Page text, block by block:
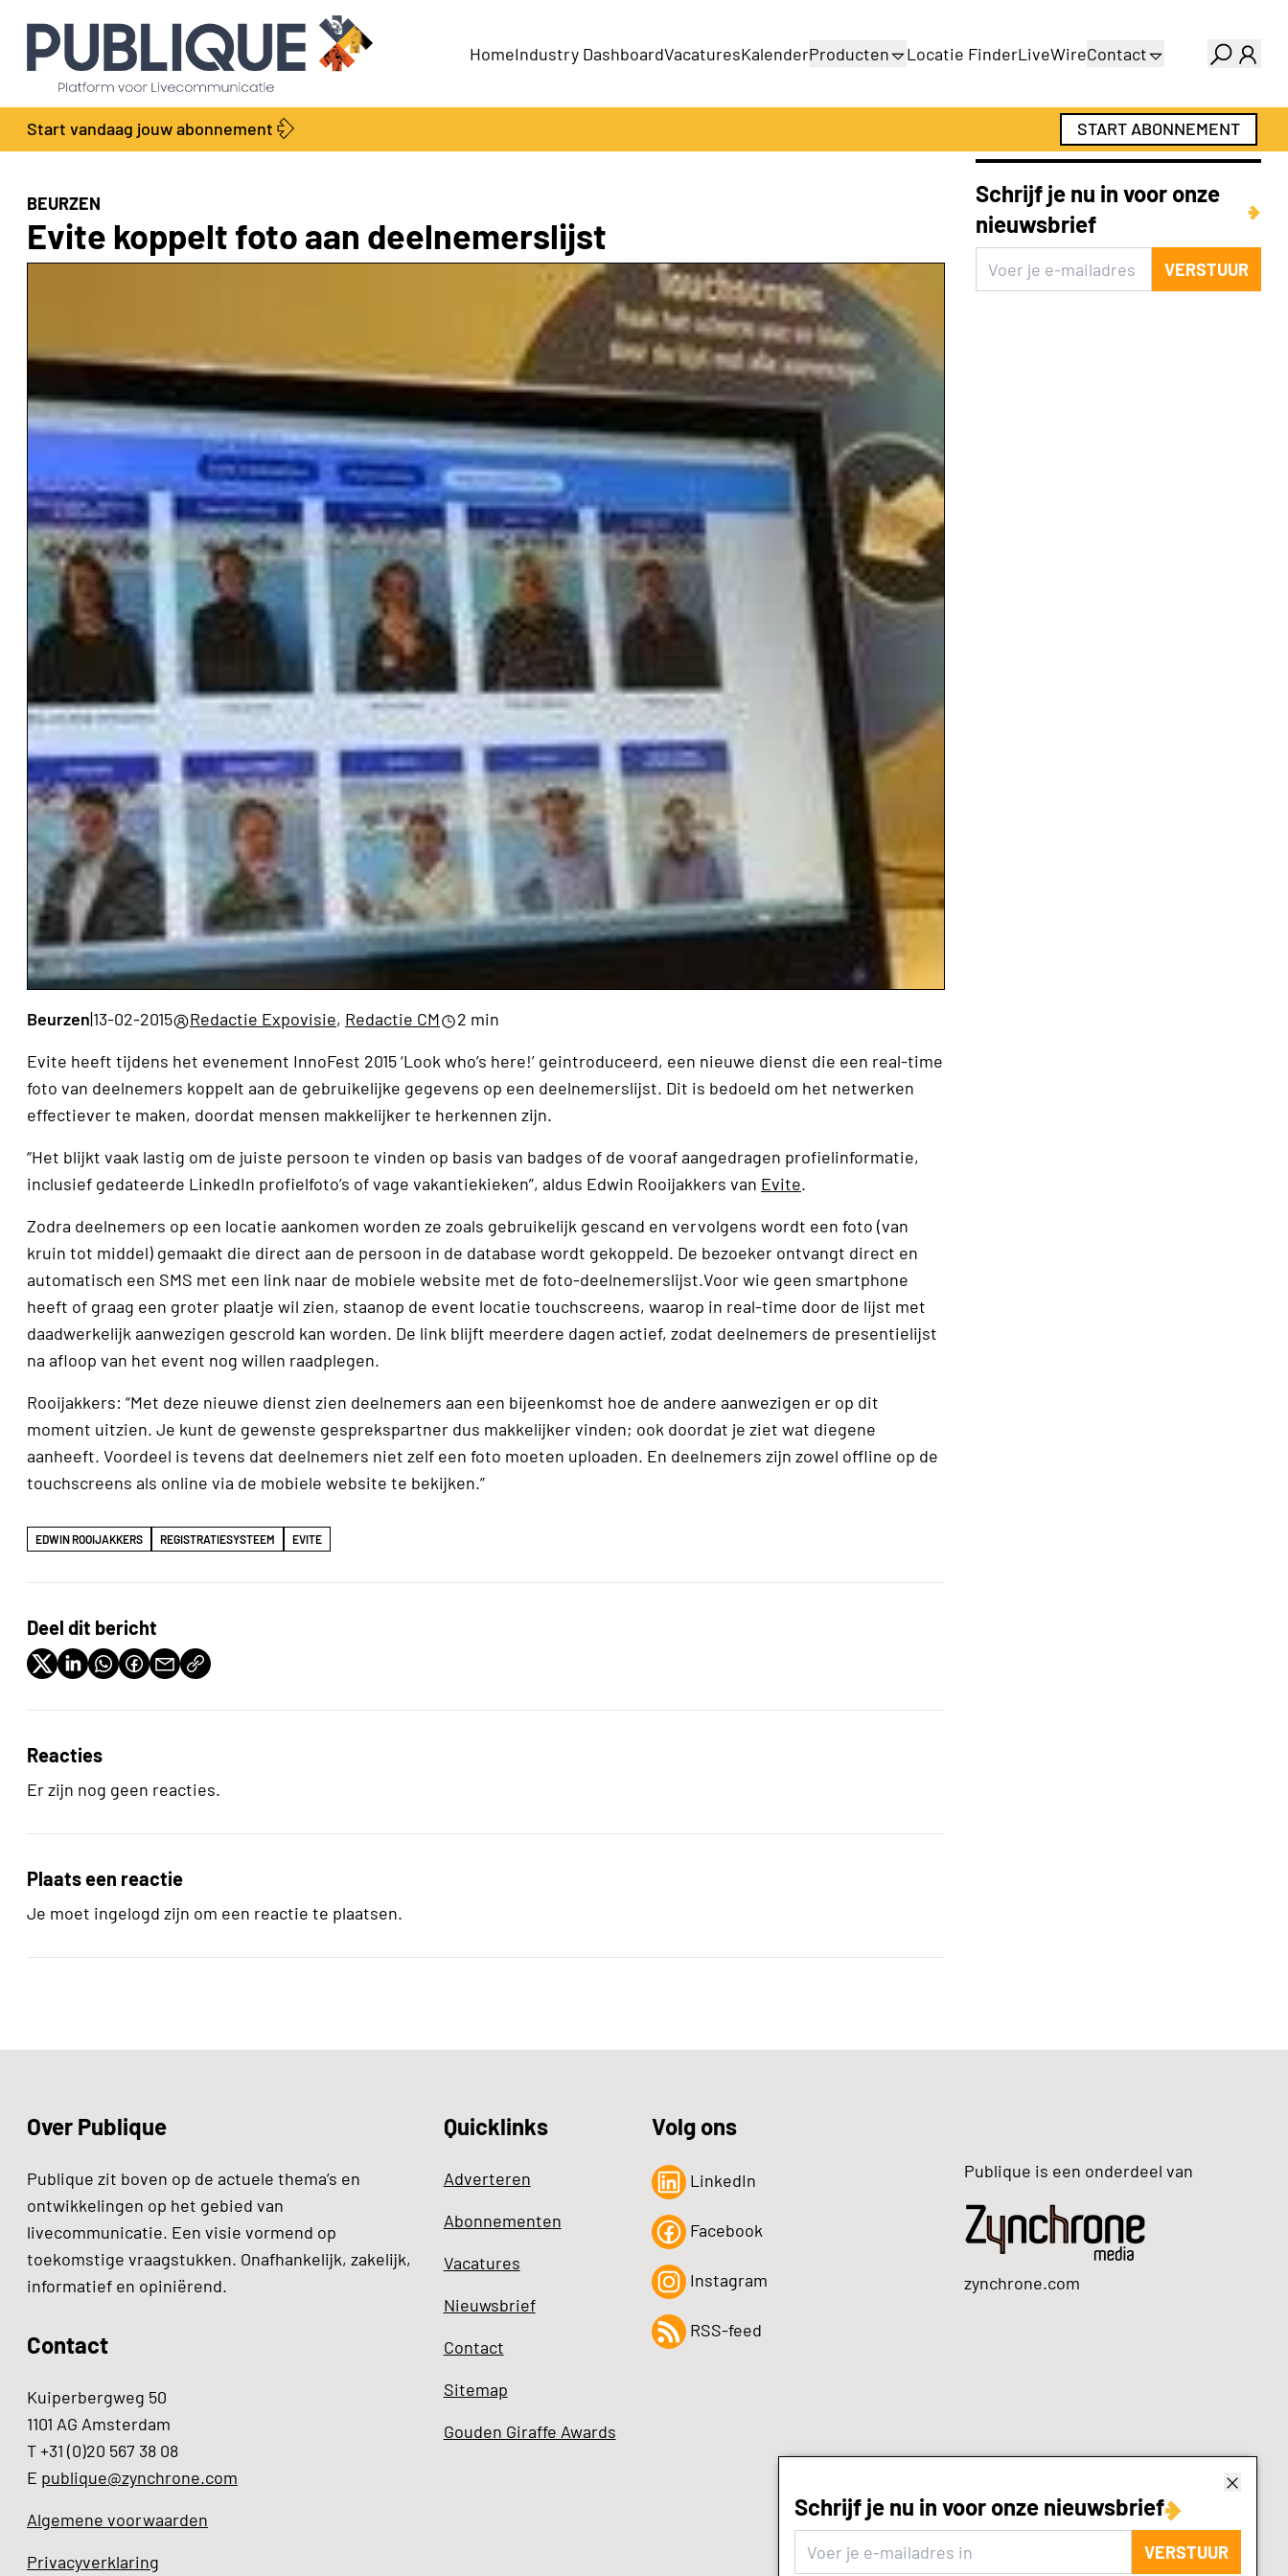
HomeIndustry DashboardVacaturesKalenderProducten
Productengids
Locatie FinderLiveWireContact
Adverteren
Abonnementen
Start vandaag jouw abonnement START ABONNEMENT
BEURZEN
Evite koppelt foto aan deelnemerslijst
Beurzen|13-02-2015 Redactie Expovisie, Redactie CM
2 min
Evite heeft tijdens het evenement InnoFest 2015 ‘Look who’s here!’ geintroduceerd, een nieuwe dienst die een real-time
foto van deelnemers koppelt aan de gebruikelijke gegevens op een deelnemerslijst. Dit is bedoeld om het netwerken
effectiever te maken, doordat mensen makkelijker te herkennen zijn.
“Het blijkt vaak lastig om de juiste persoon te vinden op basis van badges of de vooraf aangedragen profielinformatie,
inclusief gedateerde LinkedIn profielfoto’s of vage vakantiekieken”, aldus Edwin Rooijakkers van Evite.
Zodra deelnemers op een locatie aankomen worden ze zoals gebruikelijk gescand en vervolgens wordt een foto (van
kruin tot middel) gemaakt die direct aan de persoon in de database wordt gekoppeld. De bezoeker ontvangt direct en
automatisch een SMS met een link naar de mobiele website met de foto-deelnemerslijst.Voor wie geen smartphone
heeft of graag een groter plaatje wil zien, staanop de event locatie touchscreens, waarop in real-time door de lijst met
daadwerkelijk aanwezigen gescrold kan worden. De link blijft meerdere dagen actief, zodat deelnemers de presentielijst
na afloop van het event nog willen raadplegen.
Rooijakkers: “Met deze nieuwe dienst zien deelnemers aan een bijeenkomst hoe de andere aanwezigen er op dit
moment uitzien. Je kunt de gewenste gesprekspartner dus makkelijker vinden; ook doordat je ziet wat diegene
aanheeft. Voordeel is tevens dat deelnemers niet zelf een foto moeten uploaden. En deelnemers zijn zowel offline op de
touchscreens als online via de mobiele website te bekijken.”
EDWIN ROOIJAKKERS REGISTRATIESYSTEEM EVITE
Deel dit bericht
Reacties
Er zijn nog geen reacties.
Plaats een reactie
Je moet ingelogd zijn om een reactie te plaatsen.
Schrijf je nu in voor onze nieuwsbrief
VERSTUUR
Schrijf je nu in voor onze
nieuwsbrief
VERSTUUR
Over Publique
Publique zit boven op de actuele thema’s en
ontwikkelingen op het gebied van
livecommunicatie. Een visie vormend op
toekomstige vraagstukken. Onafhankelijk, zakelijk,
informatief en opiniërend.
Contact
Kuiperbergweg 50
1101 AG Amsterdam
T +31 (0)20 567 38 08
E publique@zynchrone.com
Algemene voorwaarden
Privacyverklaring
Quicklinks
Adverteren
Abonnementen
Vacatures
Nieuwsbrief
Contact
Sitemap
Gouden Giraffe Awards
Volg ons
LinkedIn
Facebook
Instagram
RSS-feed
Publique is een onderdeel van
zynchrone.com